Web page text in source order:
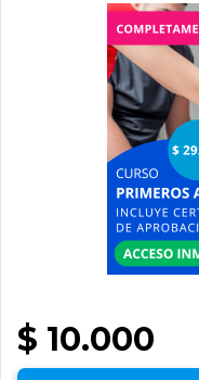
$ 10.000